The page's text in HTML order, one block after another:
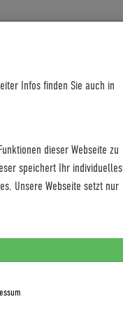
Infos finden Sie auch in
dieser Webseite zu
speichert Ihr individuelles
Unsere Webseite setzt nur